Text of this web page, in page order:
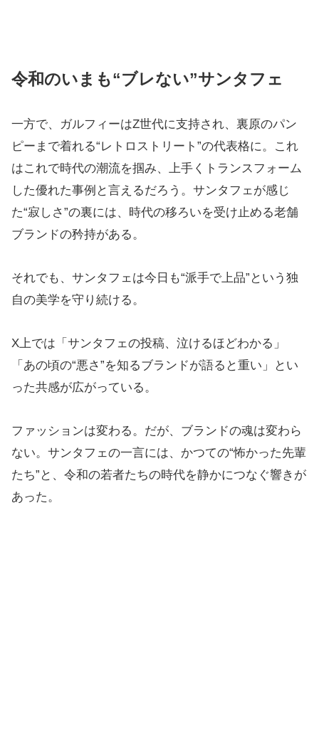
令和のいまも“ブレない”サンタフェ
一方で、ガルフィーはZ世代に支持され、裏原のパン
ピーまで着れる“レトロストリート”の代表格に。これ
はこれで時代の潮流を掴み、上手くトランスフォーム
した優れた事例と言えるだろう。サンタフェが感じ
た“寂しさ”の裏には、時代の移ろいを受け止める老舗
ブランドの矜持がある。
それでも、サンタフェは今日も“派手で上品”という独
自の美学を守り続ける。
X上では「サンタフェの投稿、泣けるほどわかる」
「あの頃の“悪さ”を知るブランドが語ると重い」とい
った共感が広がっている。
ファッションは変わる。だが、ブランドの魂は変わら
ない。サンタフェの一言には、かつての“怖かった先輩
たち”と、令和の若者たちの時代を静かにつなぐ響きが
あった。